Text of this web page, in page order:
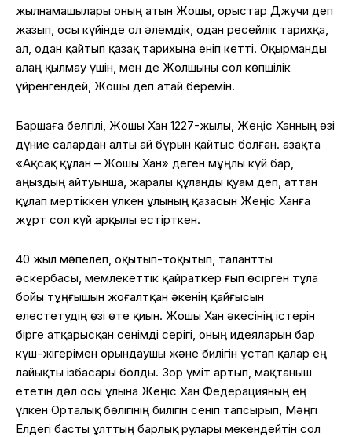
жылнамашылары оның атын Жошы, орыстар Джучи деп
жазып, осы күйінде ол әлемдік, одан ресейлік тарихқа,
ал, одан қайтып қазақ тарихына еніп кетті. Оқырманды
алаң қылмау үшін, мен де Жолшыны сол көпшілік
үйренгендей, Жошы деп атай беремін.
Баршаға белгілі, Жошы Хан 1227-жылы, Жеңіс Ханның өзі
дүние салардан алты ай бұрын қайтыс болған. Қазақта
«Ақсақ құлан – Жошы Хан» деген мұңлы күй бар,
аңыздың айтуынша, жаралы құланды қуам деп, аттан
құлап мертіккен үлкен ұлының қазасын Жеңіс Ханға
жұрт сол күй арқылы естірткен.
40 жыл мәпелеп, оқытып-тоқытып, талантты
әскербасы, мемлекеттік қайраткер ғып өсірген тұла
бойы тұңғышын жоғалтқан әкенің қайғысын
елестетудің өзі өте қиын. Жошы Хан әкесінің істерін
бірге атқарысқан сенімді серігі, оның идеяларын бар
күш-жігерімен орындаушы және билігін ұстап қалар ең
лайықты ізбасары болды. Зор үміт артып, мақтаныш
ететін дәл осы ұлына Жеңіс Хан Федерацияның ең
үлкен Орталық бөлігінің билігін сеніп тапсырып, Мәңгі
Елдегі басты ұлттың барлық рулары мекендейтін сол